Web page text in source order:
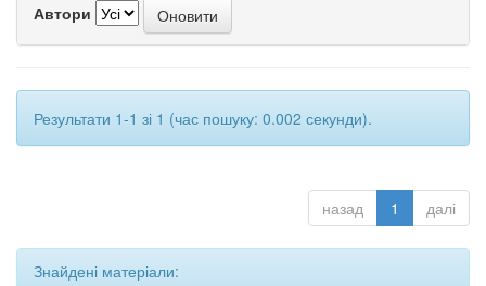
Автори
Результати 1-1 зі 1 (час пошуку: 0.002 секунди).
назад 1 далі
Знайдені матеріали: